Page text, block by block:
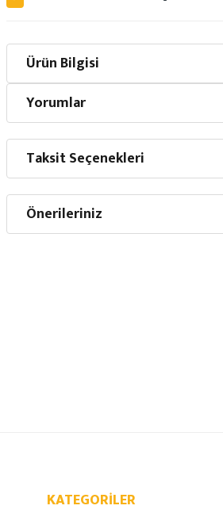
Ürün Bilgisi
Yorumlar
Taksit Seçenekleri
Önerileriniz
KATEGORILER